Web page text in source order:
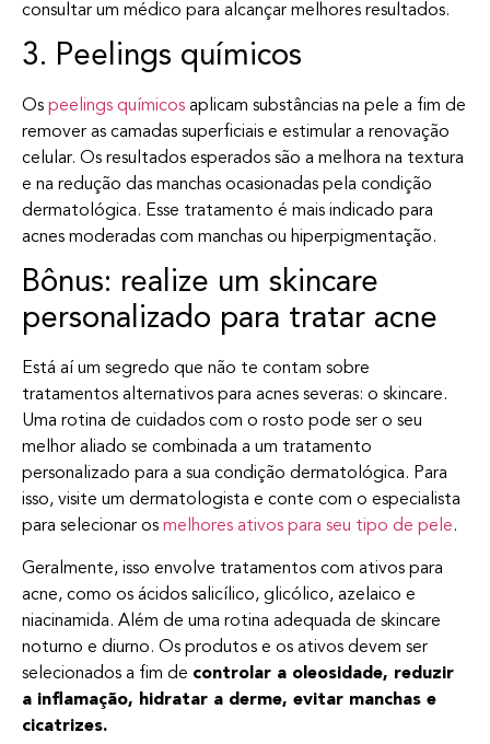
consultar um médico para alcançar melhores resultados.
3. Peelings químicos
Os peelings químicos aplicam substâncias na pele a fim de
remover as camadas superficiais e estimular a renovação
celular. Os resultados esperados são a melhora na textura
e na redução das manchas ocasionadas pela condição
dermatológica. Esse tratamento é mais indicado para
acnes moderadas com manchas ou hiperpigmentação.
Bônus: realize um skincare
personalizado para tratar acne
Está aí um segredo que não te contam sobre
tratamentos alternativos para acnes severas: o skincare.
Uma rotina de cuidados com o rosto pode ser o seu
melhor aliado se combinada a um tratamento
personalizado para a sua condição dermatológica. Para
isso, visite um dermatologista e conte com o especialista
para selecionar os melhores ativos para seu tipo de pele.
Geralmente, isso envolve tratamentos com ativos para
acne, como os ácidos salicílico, glicólico, azelaico e
niacinamida. Além de uma rotina adequada de skincare
noturno e diurno. Os produtos e os ativos devem ser
selecionados a fim de controlar a oleosidade, reduzir
a inflamação, hidratar a derme, evitar manchas e
cicatrizes.